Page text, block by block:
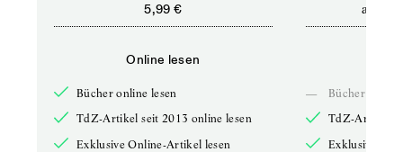
5,99 €
Online lesen
Bücher online lesen
TdZ-Artikel seit 2013 online lesen
Exklusive Online-Artikel lesen
ab
—
Bücher online
TdZ-Artikel
Exklusive